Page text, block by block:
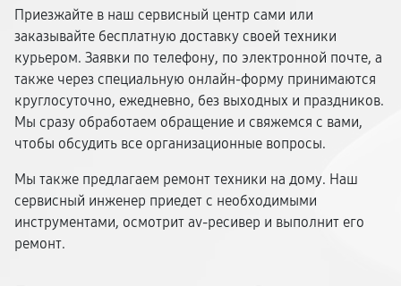
Приезжайте в наш сервисный центр сами или
заказывайте бесплатную доставку своей техники
курьером. Заявки по телефону, по электронной почте, а
также через специальную онлайн-форму принимаются
круглосуточно, ежедневно, без выходных и праздников.
Мы сразу обработаем обращение и свяжемся с вами,
чтобы обсудить все организационные вопросы.
Мы также предлагаем ремонт техники на дому. Наш
сервисный инженер приедет с необходимыми
инструментами, осмотрит av-ресивер и выполнит его
ремонт.